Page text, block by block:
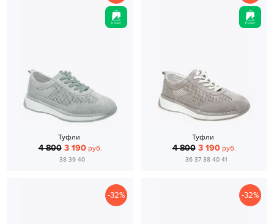
Туфли
4 800 3 190руб.
38 39 40
Туфли
4 800 3 190руб.
36 37 38 40 41
-32% -32%